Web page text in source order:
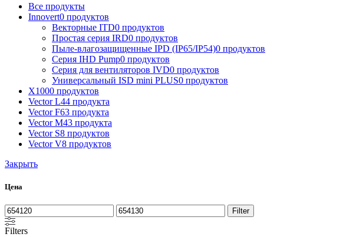
Все продукты
Innovert0 продуктов
Векторные ITD0 продуктов
Простая серия IRD0 продуктов
Пыле-влагозащищенные IPD (IP65/IP54)0 продуктов
Серия IHD Pump0 продуктов
Серия для вентиляторов IVD0 продуктов
Универсальный ISD mini PLUS0 продуктов
X1000 продуктов
Vector L44 продукта
Vector F63 продукта
Vector M43 продукта
Vector S8 продуктов
Vector V8 продуктов
Закрыть
Цена
Min
price
Max
price
Filter
Filters